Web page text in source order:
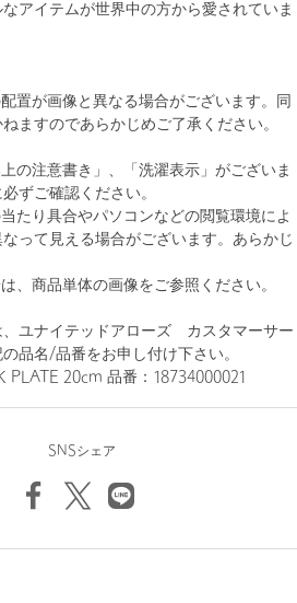
アイテムが世界中の方から愛されていま
置が画像と異なる場合がございます。同
ますのであらかじめご了承ください。
の注意書き」、「洗濯表示」がございま
ずご確認ください。
たり具合やパソコンなどの閲覧環境によ
って見える場合がございます。あらかじ
、商品単体の画像をご参照ください。
、ユナイテッドアローズ カスタマーサー
品名/品番をお申し付け下さい。
PLATE 20cm 品番：18734000021
SNSシェア